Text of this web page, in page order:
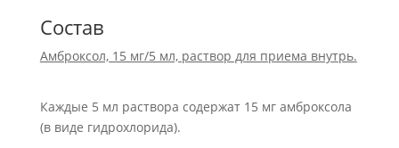
Состав
Амброксол, 15 мг/5 мл, раствор для приема внутрь.
Каждые 5 мл раствора содержат 15 мг амброксола
(в виде гидрохлорида).